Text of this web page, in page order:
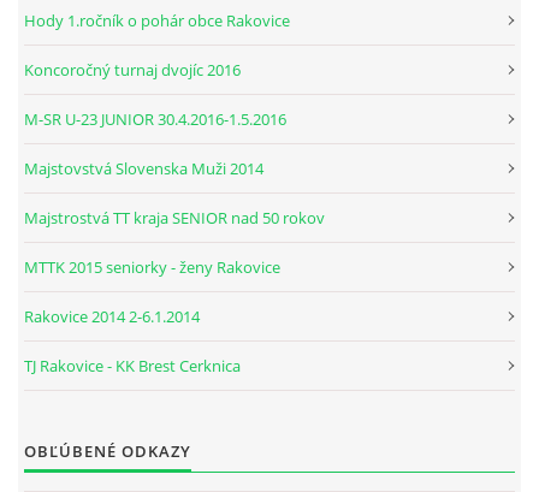
Hody 1.ročník o pohár obce Rakovice
Koncoročný turnaj dvojíc 2016
M-SR U-23 JUNIOR 30.4.2016-1.5.2016
Majstovstvá Slovenska Muži 2014
Majstrostvá TT kraja SENIOR nad 50 rokov
MTTK 2015 seniorky - ženy Rakovice
Rakovice 2014 2-6.1.2014
TJ Rakovice - KK Brest Cerknica
OBĽÚBENÉ ODKAZY